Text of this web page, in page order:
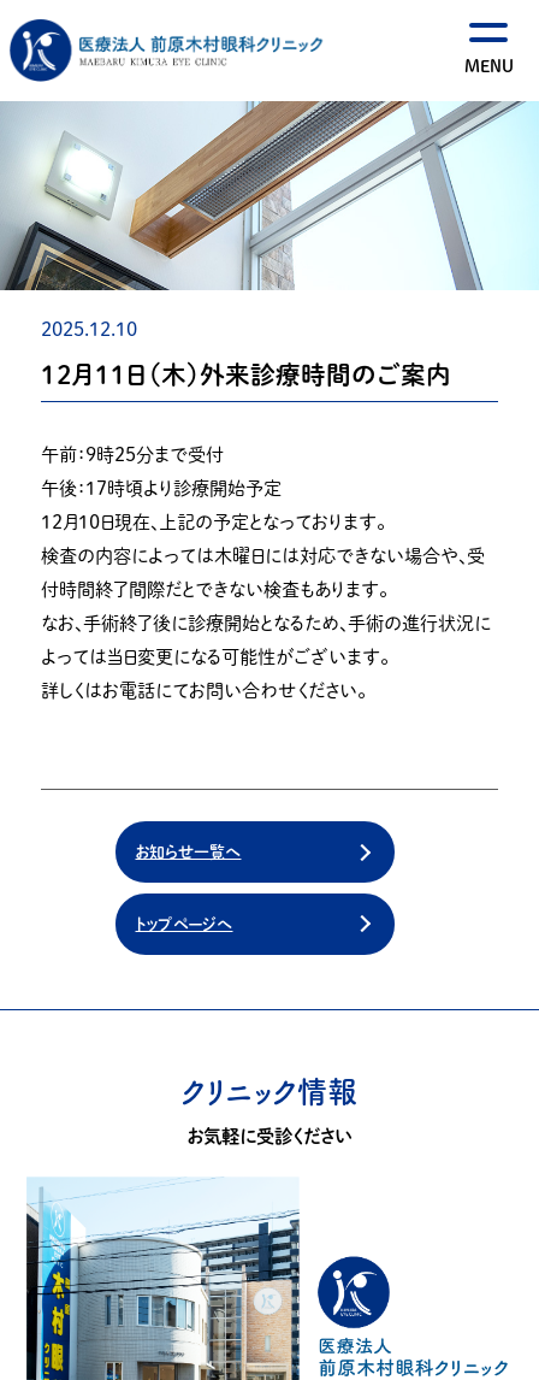
2025.12.10
１２月１１日（木）外来診療時間のご案内
午前：９時２５分まで受付
午後：１７時頃より診療開始予定
１２月１０日現在、上記の予定となっております。
検査の内容によっては木曜日には対応できない場合や、受
付時間終了間際だとできない検査もあります。
なお、手術終了後に診療開始となるため、手術の進行状況に
よっては当日変更になる可能性がございます。
詳しくはお電話にてお問い合わせください。
お知らせ一覧へ
トップページへ
クリニック情報
お気軽に受診ください